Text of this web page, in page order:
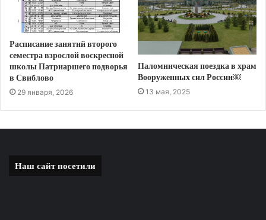
Расписание занятий второго
семестра взрослой воскресной
школы Патриаршего подворья
в Свиблово
29 января, 2026
Паломническая поездка в храм
Вооруженных сил России￼
13 мая, 2025
Наш сайт посетили